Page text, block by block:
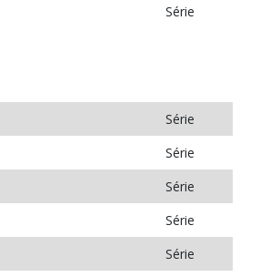
Série
Série
Série
Série
Série
Série